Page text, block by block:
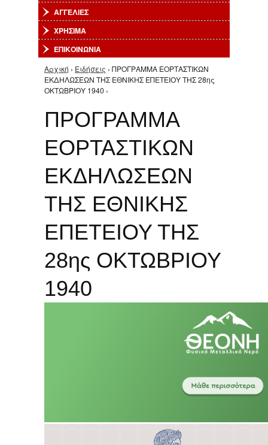
ΑΓΓΕΛΙΕΣ
ΧΡΗΣΙΜΑ
ΕΠΙΚΟΙΝΩΝΙΑ
Είστε εδώ
Αρχική › Ειδήσεις › ΠΡΟΓΡΑΜΜΑ ΕΟΡΤΑΣΤΙΚΩΝ
ΕΚΔΗΛΩΣΕΩΝ ΤΗΣ ΕΘΝΙΚΗΣ ΕΠΕΤΕΙΟΥ ΤΗΣ 28ης
ΟΚΤΩΒΡΙΟΥ 1940 ›
ΠΡΟΓΡΑΜΜΑ
ΕΟΡΤΑΣΤΙΚΩΝ
ΕΚΔΗΛΩΣΕΩΝ
ΤΗΣ ΕΘΝΙΚΗΣ
ΕΠΕΤΕΙΟΥ ΤΗΣ
28ης ΟΚΤΩΒΡΙΟΥ
1940